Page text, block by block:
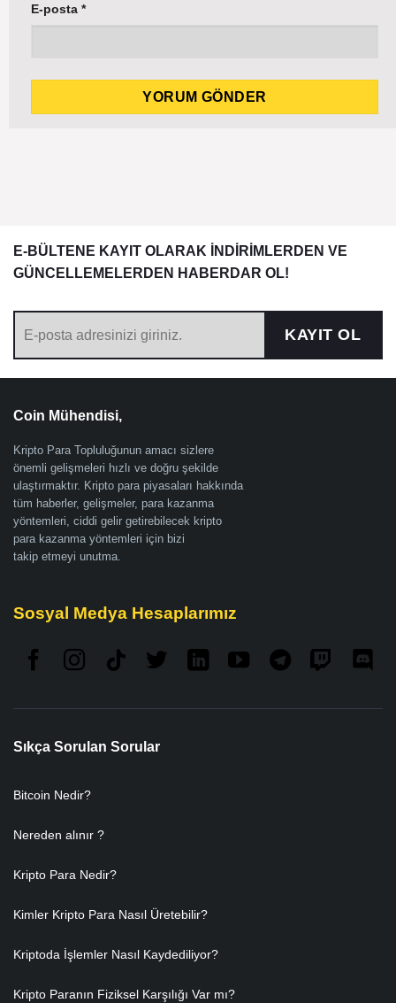
E-posta *
E-BÜLTENE KAYIT OLARAK İNDİRİMLERDEN VE
GÜNCELLEMELERDEN HABERDAR OL!
KAYIT OL
Coin Mühendisi,
Kripto Para Topluluğunun amacı sizlere
önemli gelişmeleri hızlı ve doğru şekilde
ulaştırmaktır. Kripto para piyasaları hakkında
tüm haberler, gelişmeler, para kazanma
yöntemleri, ciddi gelir getirebilecek kripto
para kazanma yöntemleri için bizi
takip etmeyi unutma.
Sosyal Medya Hesaplarımız
Sıkça Sorulan Sorular
Bitcoin Nedir?
Nereden alınır ?
Kripto Para Nedir?
Kimler Kripto Para Nasıl Üretebilir?
Kriptoda İşlemler Nasıl Kaydediliyor?
Kripto Paranın Fiziksel Karşılığı Var mı?